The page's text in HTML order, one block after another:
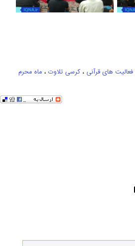
فعالیت های قرآنی ، کرسی تلاوت ، ماه محرم